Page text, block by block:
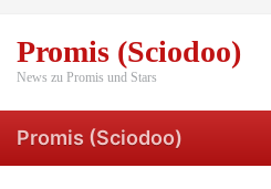
main
content
Promis (Sciodoo)
News zu Promis und Stars
Promis (Sciodoo)